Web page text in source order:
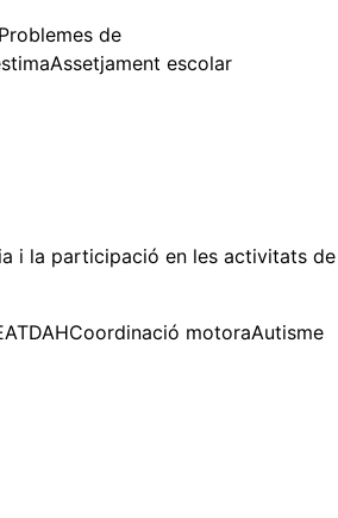
Problemes de
Assetjament escolar
i la participació en les activitats de
TDAHCoordinació motoraAutisme